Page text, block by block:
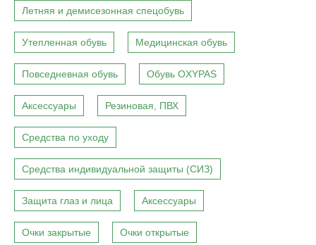
Летняя и демисезонная спецобувь
Утепленная обувь Медицинская обувь
Повседневная обувь Обувь OXYPAS
Аксессуары Резиновая, ПВХ
Средства по уходу
Средства индивидуальной защиты (СИЗ)
Защита глаз и лица Аксессуары
Очки закрытые Очки открытые